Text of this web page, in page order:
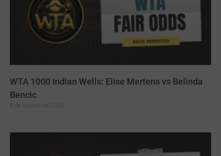
WTA 1000 Indian Wells: Elise Mertens vs Belinda
Bencic